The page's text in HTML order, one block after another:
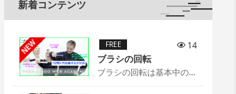
新着コンテンツ
NEW FREE
ブラシの回転
ブラシの回転は基本中の基
14